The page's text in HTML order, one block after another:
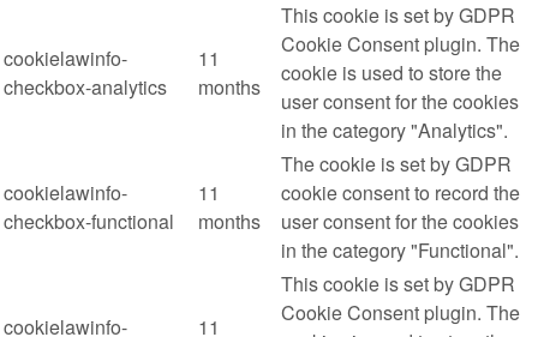
cookielawinfo-
checkbox-analytics
11
months
This cookie is set by GDPR
Cookie Consent plugin. The
cookie is used to store the
user consent for the cookies
in the category "Analytics".
cookielawinfo-
checkbox-functional
11
months
The cookie is set by GDPR
cookie consent to record the
user consent for the cookies
in the category "Functional".
cookielawinfo- 11
This cookie is set by GDPR
Cookie Consent plugin. The